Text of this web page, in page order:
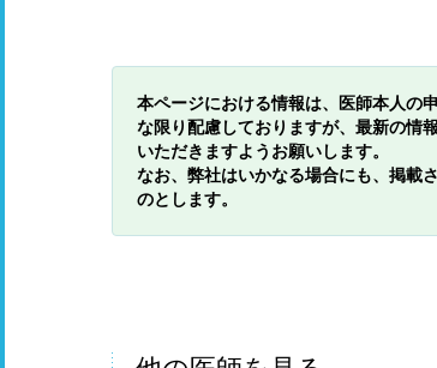
本ページにおける情報は、医師本人の
な限り配慮しておりますが、最新の情
いただきますようお願いします。
なお、弊社はいかなる場合にも、掲載
のとします。